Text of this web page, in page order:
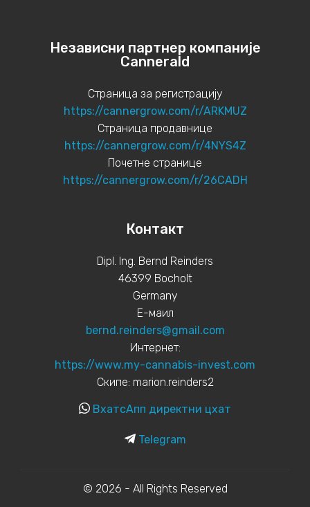
Независни партнер компаније
Cannerald
Страница за регистрацију
https://cannergrow.com/r/ARKMUZ
Страница продавнице
https://cannergrow.com/r/4NYS4Z
Почетне странице
https://cannergrow.com/r/26CADH
Контакт
Dipl. Ing. Bernd Reinders
46399 Bocholt
Germany
Е-маил
bernd.reinders@gmail.com
Интернет:
https://www.my-cannabis-invest.com
Скипе: marion.reinders2
ВхатсАпп директни цхат
Telegram
© 2026 - All Rights Reserved